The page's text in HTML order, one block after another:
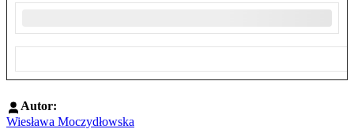
Autor:
Wiesława Moczydłowska